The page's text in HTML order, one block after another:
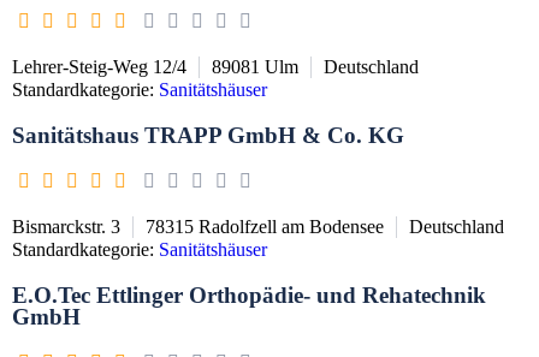
Lehrer-Steig-Weg 12/4 89081 Ulm
Deutschland
Standardkategorie: Sanitätshäuser
Sanitätshaus TRAPP GmbH & Co. KG
Bismarckstr. 3 78315 Radolfzell am Bodensee
Deutschland
Standardkategorie: Sanitätshäuser
E.O.Tec Ettlinger Orthopädie- und Rehatechnik
GmbH